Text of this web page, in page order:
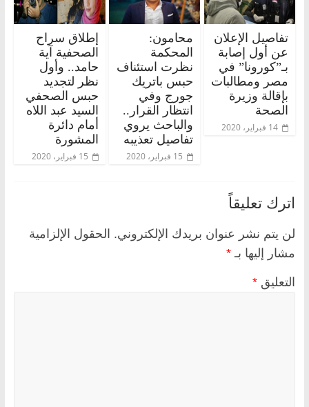
تفاصيل الإعلان
عن أول إصابة
بـ”كورونا” في
مصر ومطالبات
بإقالة وزيرة
الصحة
14 فبراير، 2020
محامون:
المحكمة
نظرت استئناف
حبس باتريك
جورج وفي
انتظار القرار..
والباحث يروي
تفاصيل تعذيبه
15 فبراير، 2020
إطلاق سراح
الصحفية آية
حامد.. وأول
نظر لتجديد
حبس الصحفي
السيد عبد اللاه
أمام دائرة
المشورة
15 فبراير، 2020
اترك تعليقاً
لن يتم نشر عنوان بريدك الإلكتروني. الحقول الإلزامية
مشار إليها بـ *
التعليق *